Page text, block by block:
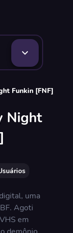
Funkin [FNF]
Night
uma
Agoti
em